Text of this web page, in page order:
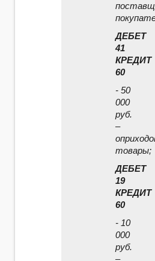
ДЕБЕТ
41
КРЕДИТ
60
- 50
000
руб.
–
товары;
ДЕБЕТ
19
КРЕДИТ
60
- 10
000
руб.